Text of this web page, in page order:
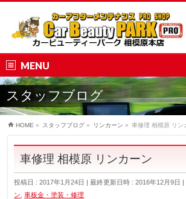
MENU
スタッフブログ
HOME » スタッフブログ » リンカーン » 車修理 相模原 リン
車修理 相模原 リンカーン
投稿日 : 2017年1月24日 最終更新日時 : 2016年12月9日
ン ,車板金・塗装・修理